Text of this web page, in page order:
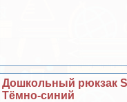
Дошкольный рюкзак
Тёмно-синий